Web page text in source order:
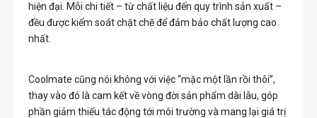
hiện đại. Mỗi chi tiết – từ chất liệu đến quy trình sản xuất –
đều được kiểm soát chặt chẽ để đảm bảo chất lượng cao
nhất.
Coolmate cũng nói không với việc “mặc một lần rồi thôi”,
thay vào đó là cam kết về vòng đời sản phẩm dài lâu, góp
phần giảm thiểu tác động tới môi trường và mang lại giá trị